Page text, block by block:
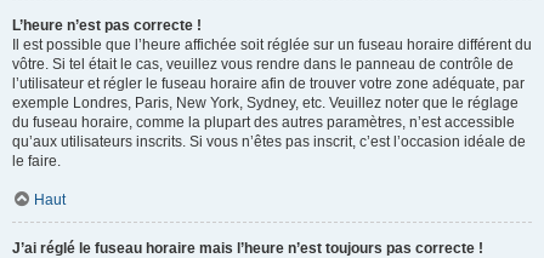
L’heure n’est pas correcte !
Il est possible que l’heure affichée soit réglée sur un fuseau horaire différent du
vôtre. Si tel était le cas, veuillez vous rendre dans le panneau de contrôle de
l’utilisateur et régler le fuseau horaire afin de trouver votre zone adéquate, par
exemple Londres, Paris, New York, Sydney, etc. Veuillez noter que le réglage
du fuseau horaire, comme la plupart des autres paramètres, n’est accessible
qu’aux utilisateurs inscrits. Si vous n’êtes pas inscrit, c’est l’occasion idéale de
le faire.
Haut
J’ai réglé le fuseau horaire mais l’heure n’est toujours pas correcte !